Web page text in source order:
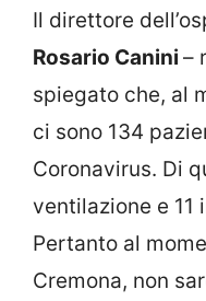
Il direttore
Rosario Canini –
spiegato che, al
ci sono 134
Coronavirus. Di
ventilazione e 11
Pertanto al
Cremona, non